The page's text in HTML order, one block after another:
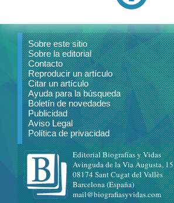
Sobre este sitio
Sobre la editorial
Contacto
Reproducir un artículo
Citar un artículo
Ayuda para la búsqueda
Boletín de novedades
Publicidad
Aviso Legal
Política de privacidad
Editorial Biografías y Vidas
Avinguda de la Via Augusta, 15
08174 Sant Cugat del Vallès
Barcelona (España)
mail@biografiasyvidas.com